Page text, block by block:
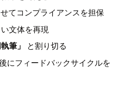
てコンプライアンスを担保
文体を再現
筆」
と割り切る
にフィードバックサイクルを